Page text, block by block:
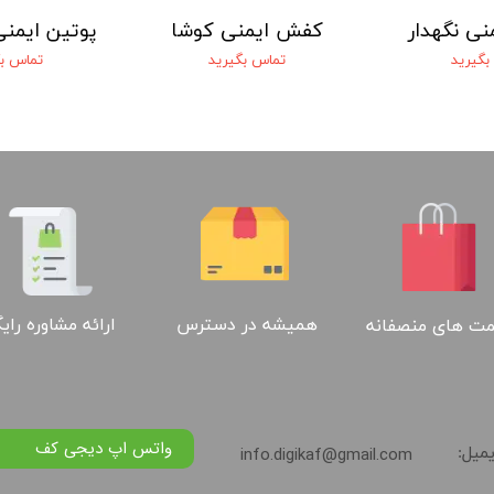
تماس
کفش ایمنی کوشا
تماس بگیرید
نگهدار
های منصفانه همیشه در دسترس ارائه مشاوره
info.digikaf@gmail.com واتس اپ دیجی کف